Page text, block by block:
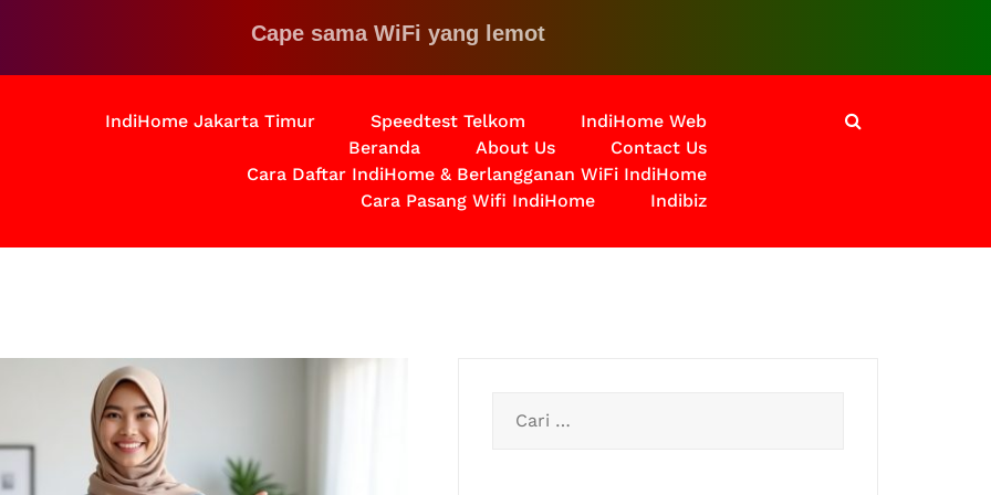
Cape sama WiFi yang lemot? Klik disini untuk solusinya
IndiHome Jakarta Timur Speedtest Telkom
IndiHome Web
Beranda
About Us
Contact Us
Cara Daftar IndiHome & Berlangganan WiFi IndiHome
Cara Pasang Wifi IndiHome
Indibiz
untuk: